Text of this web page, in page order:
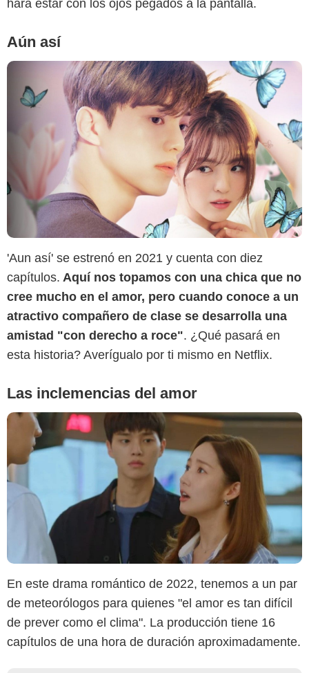
hará estar con los ojos pegados a la pantalla.
Aún así
'Aun así' se estrenó en 2021 y cuenta con diez
capítulos. Aquí nos topamos con una chica que no
cree mucho en el amor, pero cuando conoce a un
atractivo compañero de clase se desarrolla una
amistad "con derecho a roce". ¿Qué pasará en
esta historia? Averígualo por ti mismo en Netflix.
Las inclemencias del amor
En este drama romántico de 2022, tenemos a un par
de meteorólogos para quienes "el amor es tan difícil
de prever como el clima". La producción tiene 16
capítulos de una hora de duración aproximadamente.